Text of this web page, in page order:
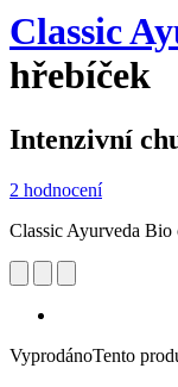
Classic
hřebíček
Intenzivní
2 hodnocení
Classic Ayurveda Bio
VyprodánoTento